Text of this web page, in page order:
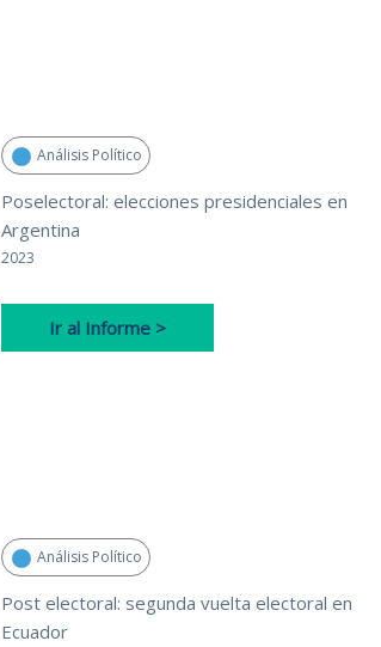
Análisis Político
Poselectoral: elecciones presidenciales en
Argentina
2023
Ir al Informe >
Análisis Político
Post electoral: segunda vuelta electoral en
Ecuador